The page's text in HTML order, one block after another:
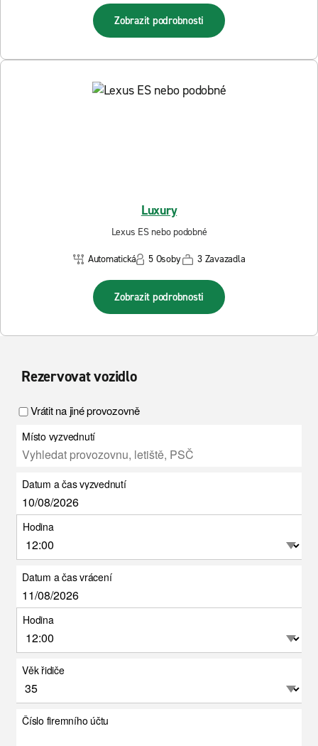
Zobrazit podrobnosti
Luxury
Lexus ES nebo podobné
Automatická
5 Osoby 3 Zavazadla
Zobrazit podrobnosti
Rezervovat vozidlo
Vrátit na jiné provozovně
Místo vyzvednutí
Datum a čas vyzvednutí
Hodina
Datum a čas vrácení
Hodina
Věk řidiče
Číslo firemního účtu